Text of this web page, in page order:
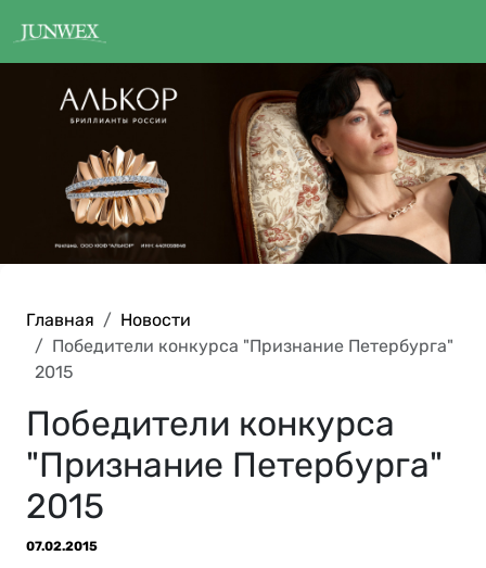
Главная
Новости
Победители конкурса "Признание Петербурга"
2015
Победители конкурса
"Признание Петербурга"
2015
07.02.2015